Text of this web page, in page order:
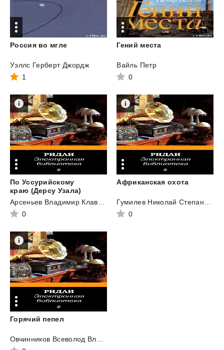
Россия во мгле
Уэллс Герберт Джордж
1
Гений места
Вайль Петр
0
По Уссурийскому
краю (Дерсу Узала)
0
Африканская охота
0
Горячий пепел